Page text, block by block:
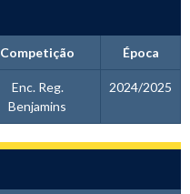
Competição Época
Enc. Reg.
Benjamins
2024/2025